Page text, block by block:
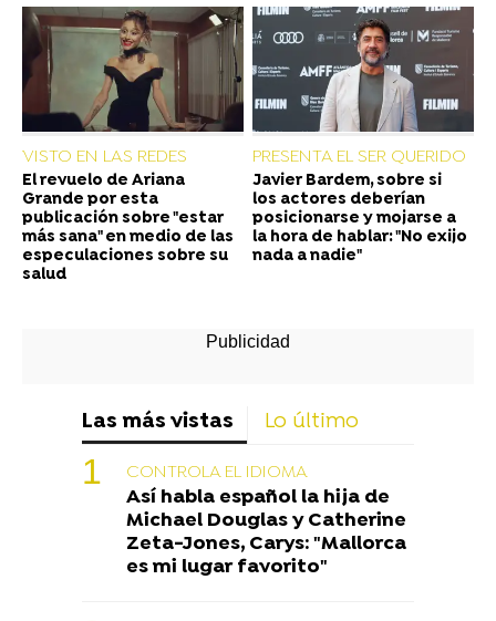
VISTO EN LAS REDES
El revuelo de Ariana
Grande por esta
publicación sobre "estar
más sana" en medio de las
especulaciones sobre su
salud
PRESENTA EL SER QUERIDO
Javier Bardem, sobre si
los actores deberían
posicionarse y mojarse a
la hora de hablar: "No exijo
nada a nadie"
Las más vistas Lo último
CONTROLA EL IDIOMA
Así habla español la hija de
Michael Douglas y Catherine
Zeta-Jones, Carys: "Mallorca
es mi lugar favorito"